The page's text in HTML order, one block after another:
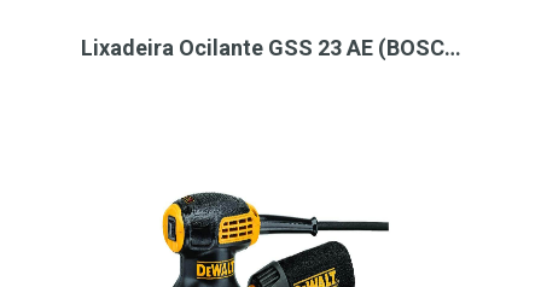
Lixadeira Ocilante GSS 23 AE (BOSC…